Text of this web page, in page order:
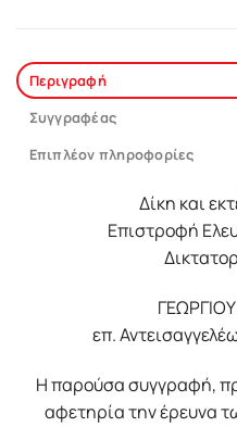
Περιγραφή
Συγγραφέας
Επιπλέον πληροφορίες
Δίκη και
Επιστροφή
επ.
Η παρούσα συγγραφή,
αφετηρία την έρευνα